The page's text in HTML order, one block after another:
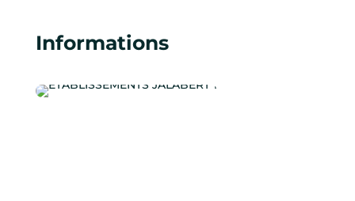
Informations